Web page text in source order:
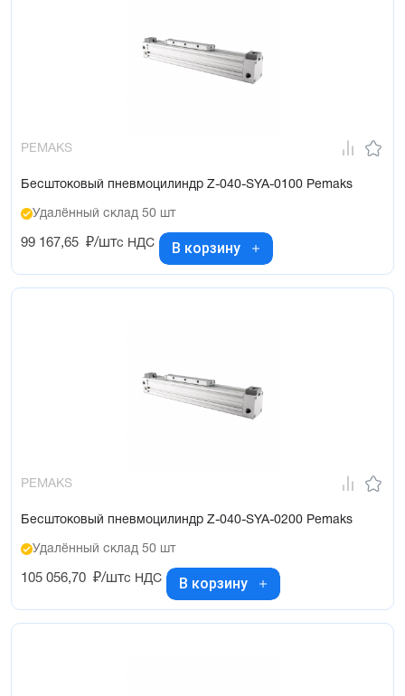
PEMAKS
Бесштоковый пневмоцилиндр Z-040-SYA-0100 Pemaks
Удалённый склад 50 шт
99 167,65 ₽/штс НДС В корзину
PEMAKS
Бесштоковый пневмоцилиндр Z-040-SYA-0200 Pemaks
Удалённый склад 50 шт
105 056,70 ₽/штс НДС В корзину